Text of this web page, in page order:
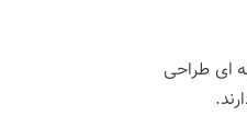
ای طراحی